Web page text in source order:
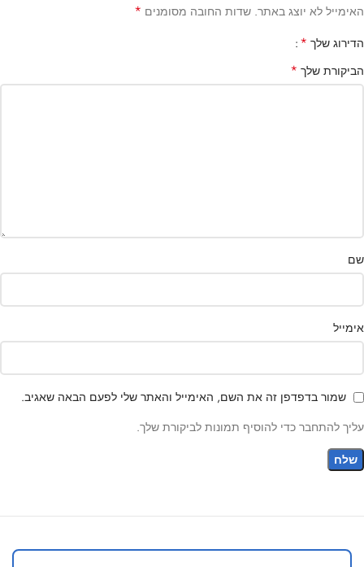
האימייל לא יוצג באתר. שדות החובה מסומנים *
הדירוג שלך *
הביקורת שלך *
שם
אימייל
שמור בדפדפן זה את השם, האימייל והאתר שלי לפעם הבאה שאגיב.
עליך להתחבר כדי להוסיף תמונות לביקורת שלך.